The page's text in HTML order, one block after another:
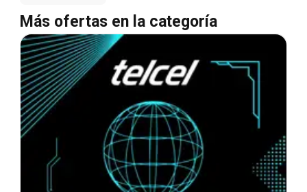
Más ofertas en la categoría